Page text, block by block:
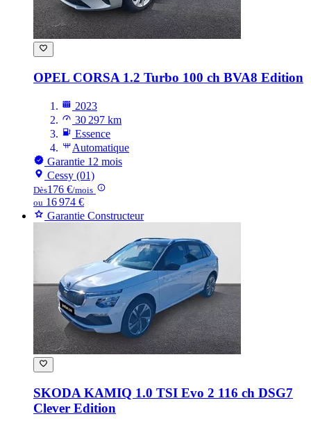
OPEL CORSA 1.2 Turbo 100 ch BVA8 Edition
2023
30 297 km
Essence
Automatique
Garantie 12 mois
Cessy (01)
Dès176 €/mois
ou 16 974 €
Garantie Constructeur
SKODA KAMIQ 1.0 TSI Evo 2 116 ch DSG7
Clever Edition